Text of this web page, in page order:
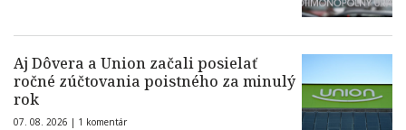
Aj Dôvera a Union začali posielať
ročné zúčtovania poistného za minulý
rok
07. 08. 2026 | 1 komentár